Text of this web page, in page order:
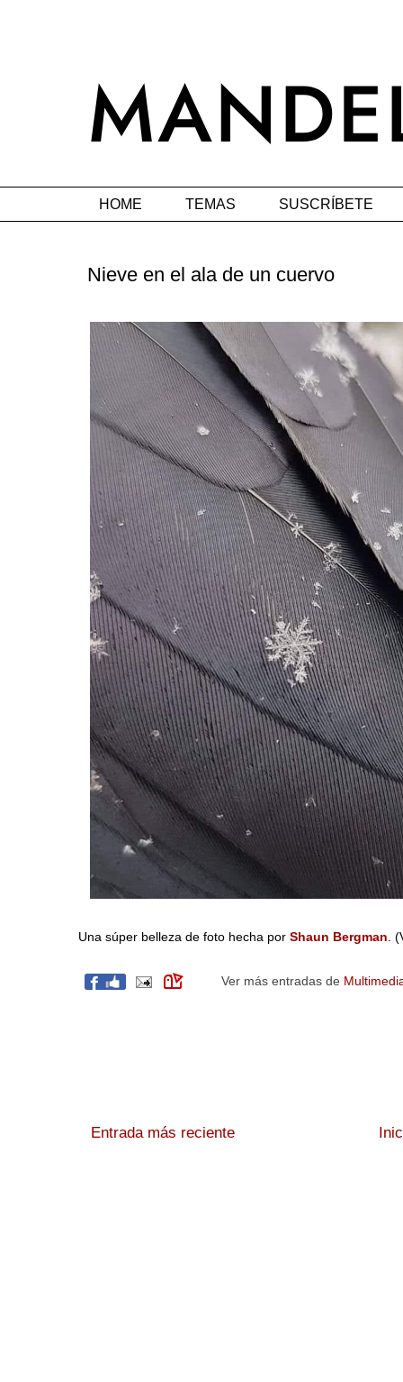
HOME TEMAS SUSCRÍBETE
Nieve en el ala de un cuervo
Una súper belleza de foto hecha por Shaun Bergman .
Ver más entradas de
Entrada más reciente